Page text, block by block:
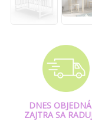
DNES
ZAJTRA SA